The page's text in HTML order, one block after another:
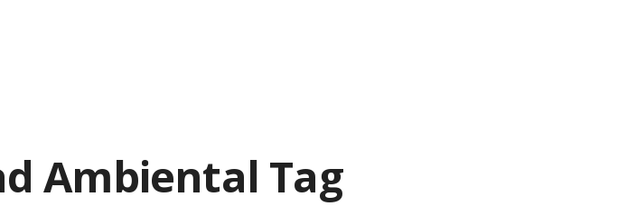
Ambiental Tag